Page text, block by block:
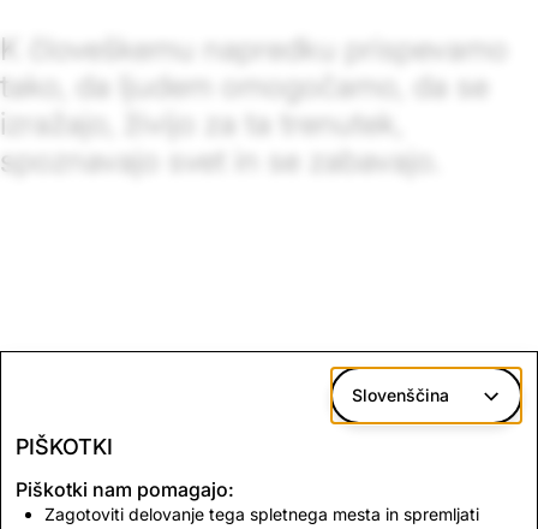
K človeškemu napredku prispevamo
tako, da ljudem omogočamo, da se
izražajo, živijo za ta trenutek,
spoznavajo svet in se zabavajo.
Slovenščina
PIŠKOTKI
Piškotki nam pomagajo:
Zagotoviti delovanje tega spletnega mesta in spremljati